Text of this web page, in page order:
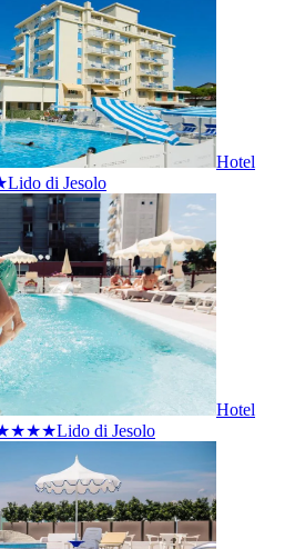
Hotel
Lido di Jesolo
Hotel
Lido di Jesolo